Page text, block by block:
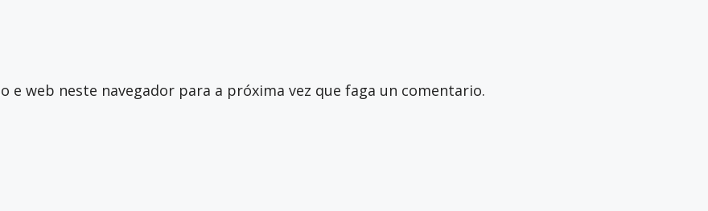
e web neste navegador para a próxima vez que faga un comentario.